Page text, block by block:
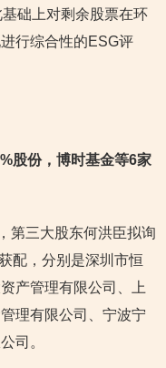
础上对剩余股票在环
行综合性的ESG评
股份，博时基金等6家
第三大股东何洪臣拟询
配，分别是深圳市恒
产管理有限公司、上
理有限公司、宁波宁
司。